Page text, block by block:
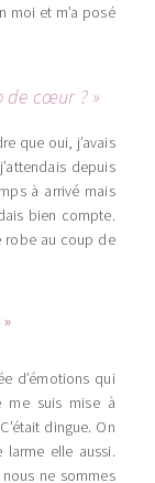
moi et m’a posé
de cœur ? »
que oui, j’avais
depuis
à arrivé mais
bien compte.
robe au coup de
d’émotions qui
me suis mise à
dingue. On
elle aussi.
ne sommes